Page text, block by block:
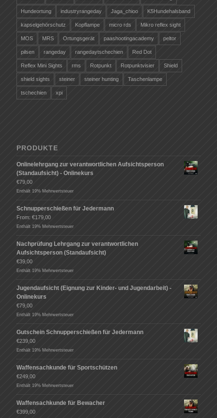
Hundeortung industryrangeday Jaga_chioo K5Hundehalsband
kapselgehörschutz Kopflampe micro rds Mikro reflex sight
MOS MRS Ortungsgerät paashootingacademy peltor
pilsen rangeday rangedaytschechien Red Dot
Reflex Mini Sights rms Rotpunkt Rotpunktvisier Shield
shield sights steiner steiner hunting Taschenlampe
tschechien xpi
PRODUKTE
Onlinelehrgang zur verantwortlichen Aufsichtsperson
(Standaufsicht) - Onlinekurs
€79,00
Enthält 19% Mehrwertsteuer
Schnupperschießen für Jedermann
From: €179,00
Enthält 19% Mehrwertsteuer
Nachprüfung Lehrgang zur verantwortlichen
Aufsichtsperson (Standaufsicht)
€39,00
Enthält 19% Mehrwertsteuer
Jugendaufsicht (Eignung zur Kinder- und Jugendarbeit) -
Onlinekurs
€79,00
Enthält 19% Mehrwertsteuer
Gutschein Schnupperschießen für Jedermann
€239,00
Enthält 19% Mehrwertsteuer
Waffensachkunde für Sportschützen
€249,00
Enthält 19% Mehrwertsteuer
Waffensachkunde für Bewacher
€399,00